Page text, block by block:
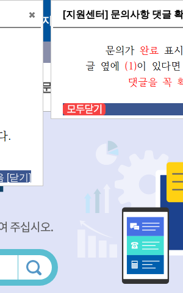
페이지 지원센터 통합 공지팝업 3건존
대전
문의 및 요청 자료실
[닫기]
[지원센터] 문의사항 댓글